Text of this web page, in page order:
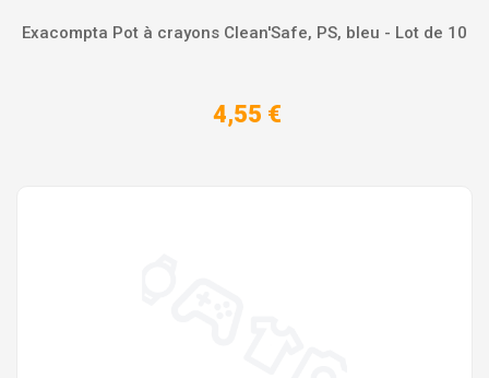
Exacompta Pot à crayons Clean'Safe, PS, bleu - Lot de 10
4,55 €